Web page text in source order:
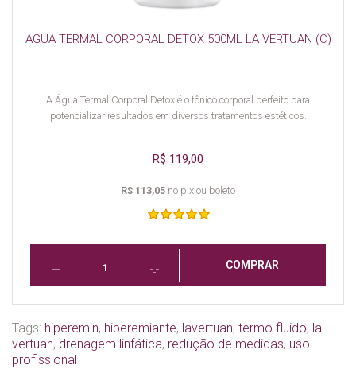
AGUA TERMAL CORPORAL DETOX 500ML LA VERTUAN (C)
A Água Termal Corporal Detox é o tônico corporal perfeito para
potencializar resultados em diversos tratamentos estéticos.
R$ 119,00
R$ 113,05 no pix ou boleto
COMPRAR
Tags: hiperemin, hiperemiante, lavertuan, termo fluido, la
vertuan, drenagem linfática, redução de medidas, uso
profissional